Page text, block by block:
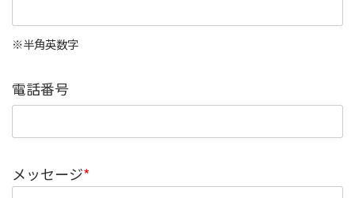
※半角英数字
電話番号
メッセージ*